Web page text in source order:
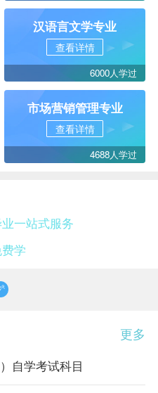
汉语言文学专业
查看详情
6000人学过
市场营销管理专业
查看详情
4688人学过
一站式服务
学
更多
自学考试科目